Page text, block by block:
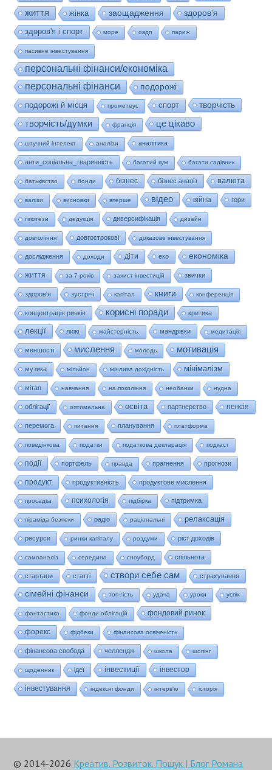
життя жінка заощадження здоров'я
здоров'я і спорт море овдп париж
пасивне інвестування
персональні фінанси/економіка
персональні фінанси
подорожі
подорожі й місця
прометеус спорт
творчість
творчість/думки
франція це цікаво
штучний інтелект аналізи аналітика
анти_соціальна_тваринність багатий кум багати садівник
батьківство бонди бізнес бізнес аналіз валюта
валізи висновки вперше відео війна гори
гіпотези дедукція диверсифікація дизайн
довгоління довгострокові доказове інвестування
дослідження доходи діти еко економіка
життя за 7 років захист інвестицій звички
здоров'я зустрічі капітал книги конференція
концентрація ринків корисні поради критика
лекції лижі майстерність. мандрівки медитація
меншості мислення молодь мотивація
музика мільйон мінлива дохідність мінімалізм
мітап навчання на покоління необанки нудна
облігації оптимальна освіта партнерство пенсія
перемога питання планування платформа
поведінкова податки податкова декларація подкаст
події портфель правда прагнення прогнози
продукт продуктивність продуктове мислення
просадка психологія підбірка підтримка
піраміда безпеки радіо раціональні релаксація
ресурси ринки капіталу роздуми ріст доходів
самоаналіз середина сноуборд спільнота
стартапи статті створи себе сам страхування
сімейні фінанси топ-гість удача уроки успіх
фантастика фонди облігацій фондовий ринок
форекс фідбеки фінансова освіченість
фінансова свобода челлендж школа шопінг
щоденник ідеї інвестиції інвестор
інвестування індексні фонди інтерв'ю історія
© 2014-2026 Креатив. Розвиток. Пошук | Блог Романа